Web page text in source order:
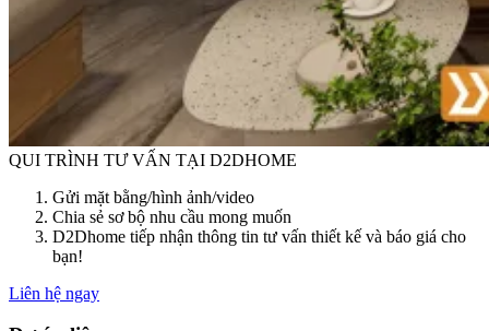
QUI TRÌNH TƯ VẤN TẠI D2DHOME
Gửi mặt bằng/hình ảnh/video
Chia sẻ sơ bộ nhu cầu mong muốn
D2Dhome tiếp nhận thông tin tư vấn thiết kế và báo giá cho
bạn!
Liên hệ ngay